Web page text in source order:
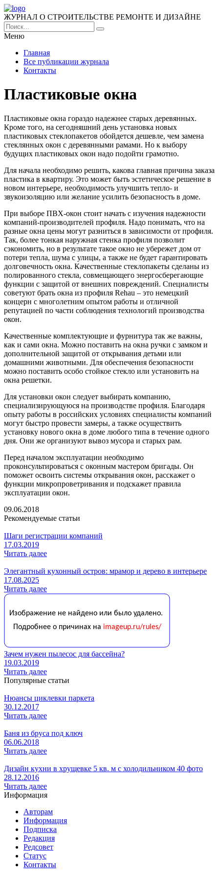
ЖУРНАЛ О СТРОИТЕЛЬСТВЕ РЕМОНТЕ И ДИЗАЙНЕ
Меню
Главная
Все публикации журнала
Контакты
Пластиковые окна
Пластиковые окна гораздо надежнее старых деревянных.
Кроме того, на сегодняшний день установка новых
пластиковых стеклопакетов обойдется дешевле, чем замена
стеклянных окон с деревянными рамами. Но к выбору
будущих пластиковых окон надо подойти грамотно.
Для начала необходимо решить, какова главная причина заказа
пластика в квартиру. Это может быть эстетическое решение в
новом интерьере, необходимость улучшить тепло- и
звукоизоляцию или желание усилить безопасность в доме.
При выборе ПВХ-окон стоит начать с изучения надежности
компаний-производителей профиля. Надо понимать, что на
разные окна цены могут разниться в зависимости от профиля.
Так, более тонкая наружная стенка профиля позволит
сэкономить, но в результате такое окно не убережет дом от
потери тепла, шума с улицы, а также не будет гарантировать
долговечность окна. Качественные стеклопакеты сделаны из
полированного стекла, совмещающего энергосберегающие
функции с защитой от внешних повреждений. Специалисты
советуют брать окна из профиля Rehau – это немецкий
концерн с многолетним опытом работы и отличной
репутацией по части соблюдения технологий производства
окон.
Качественные комплектующие и фурнитура так же важны,
как и сами окна. Можно поставить на окна ручки с замком и
дополнительной защитой от открывания детьми или
домашними животными. Для обеспечения безопасности
можно поставить особо стойкое стекло или установить на
окна решетки.
Для установки окон следует выбирать компанию,
специализирующуюся на производстве профиля. Благодаря
опыту работы в российских условиях специалисты компаний
могут быстро провести замеры, а также осуществить
установку нового окна в доме любого типа в течение одного
дня. Они же организуют вывоз мусора и старых рам.
Перед началом эксплуатации необходимо
проконсультироваться с оконным мастером бригады. Он
поможет освоить системы открывания окон, расскажет о
функции микропроветривания и подскажет правила
эксплуатации окон.
09.06.2018
Рекомендуемые статьи
Шаги регистрации компаний
17.03.2019
Читать далее
Элегантный кухонный остров: мрамор и дерево в интерьере
17.08.2025
Читать далее
Зачем нужен пылесос для бассейна?
19.03.2019
Читать далее
Популярные статьи
Нюансы циклевки паркета
30.12.2017
Читать далее
Баня из бруса под ключ
06.06.2018
Читать далее
Дизайн кухни в хрущевке 5 кв. м с холодильником 40 фото
28.12.2016
Читать далее
Информация
Авторам
Информация
Подписка
Редакция
Редсовет
Статус
Контакты